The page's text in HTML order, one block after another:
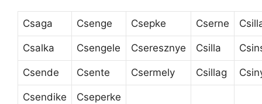
Csaga Csenge Csepke Cserne
Csalka Csengele Cseresznye Csilla
Csende Csente Csermely Csillag
Csendike Cseperke